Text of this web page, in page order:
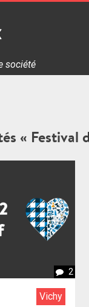
de jeux de société
société
« Festival
2
Vichy